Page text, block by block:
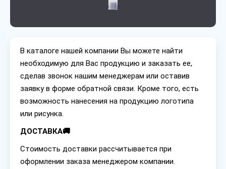
В каталоге нашей компании Вы можете найти
необходимую для Вас продукцию и заказать ее,
сделав звонок нашим менеджерам или оставив
заявку в форме обратной связи. Кроме того, есть
возможность нанесения на продукцию логотипа
или рисунка.
ДОСТАВКА🚚
Стоимость доставки рассчитывается при
оформлении заказа менеджером компании.